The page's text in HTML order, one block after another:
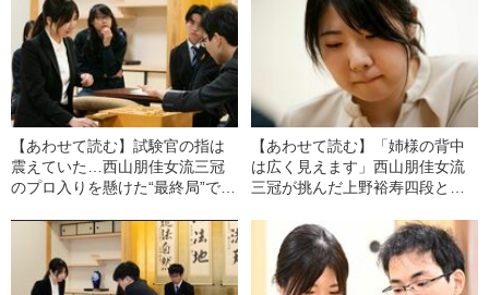
【あわせて読む】試験官の指は
震えていた…西山朋佳女流三冠
のプロ入りを懸けた“最終局”で柵
た一戦」
【あわせて読む】「姉様の背中
は広く見えます」西山朋佳女流
三冠が挑んだ上野裕寿四段との
はどう受け止めたのか